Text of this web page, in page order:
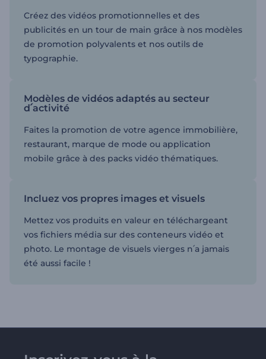
Créez des vidéos promotionnelles et des
publicités en un tour de main grâce à nos modèles
de promotion polyvalents et nos outils de
typographie.
Modèles de vidéos adaptés au secteur
d՛activité
Faites la promotion de votre agence immobilière,
restaurant, marque de mode ou application
mobile grâce à des packs vidéo thématiques.
Incluez vos propres images et visuels
Mettez vos produits en valeur en téléchargeant
vos fichiers média sur des conteneurs vidéo et
photo. Le montage de visuels vierges n՛a jamais
été aussi facile !